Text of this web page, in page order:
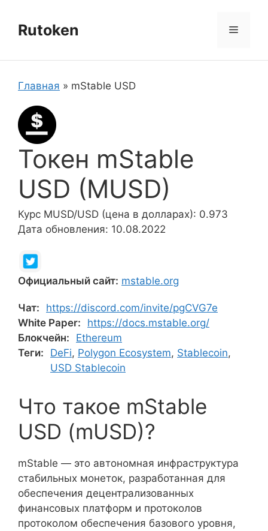
содержимому
Rutoken Меню
Главная » mStable USD
Токен mStable
USD (MUSD)
Курс MUSD/USD (цена в долларах): 0.973
Дата обновления: 10.08.2022
Официальный сайт: mstable.org
Чат:
https://discord.com/invite/pgCVG7e
White Paper:
https://docs.mstable.org/
Блокчейн:
Ethereum
Теги:
DeFi, Polygon Ecosystem, Stablecoin,
USD Stablecoin
Что такое mStable
USD (mUSD)?
mStable — это автономная инфраструктура
стабильных монеток, разработанная для
обеспечения децентрализованных
финансовых платформ и протоколов
протоколом обеспечения базового уровня,